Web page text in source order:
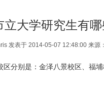
立大学研究生有哪
发表于 2014-05-07 12:48:00 来源
区分别是：金泽八景校区、福